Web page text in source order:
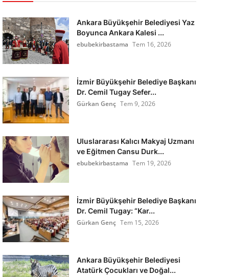
Ankara Büyükşehir Belediyesi Yaz
Boyunca Ankara Kalesi ...
ebubekirbastama Tem 16, 2026
İzmir Büyükşehir Belediye Başkanı
Dr. Cemil Tugay Sefer...
Gürkan Genç Tem 9, 2026
Uluslararası Kalıcı Makyaj Uzmanı
ve Eğitmen Cansu Durk...
ebubekirbastama Tem 19, 2026
İzmir Büyükşehir Belediye Başkanı
Dr. Cemil Tugay: “Kar...
Gürkan Genç Tem 15, 2026
Ankara Büyükşehir Belediyesi
Atatürk Çocukları ve Doğal...